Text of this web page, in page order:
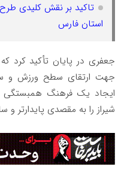
تاکید بر نقش کلیدی
استان فارس
جعفری در پایان تأکید کرد
جهت ارتقای سطح ورزش و
ایجاد یک فرهنگ
شیراز را به مقصدی پایدارتر و